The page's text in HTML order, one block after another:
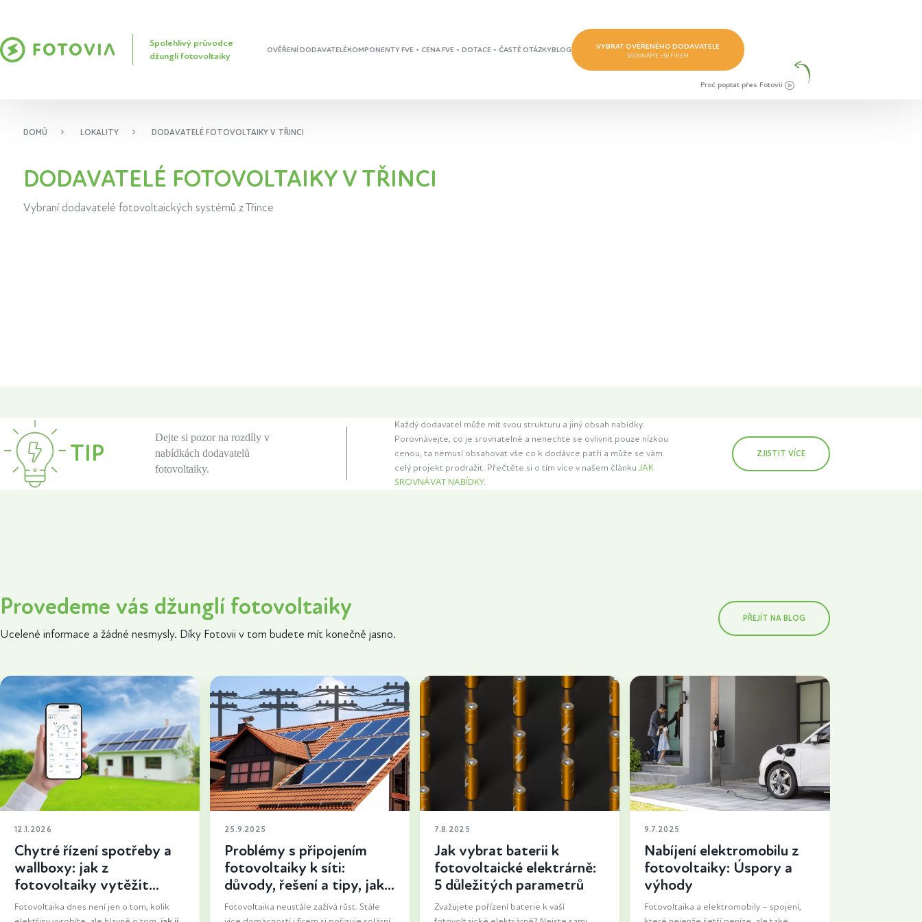
Spolehlivý průvodce
džunglí fotovoltaiky
OVĚŘENÍ DODAVATELÉKOMPONENTY FVE CENA FVE DOTACE ČASTÉ OTÁZKYBLOG VYBRAT OVĚŘENÉHO DODAVATELE
SROVNÁME +50 FIREM
Proč poptat přes Fotovii
DOMŮ LOKALITY DODAVATELÉ FOTOVOLTAIKY V TŘINCI
DODAVATELÉ FOTOVOLTAIKY V TŘINCI
Vybraní dodavatelé fotovoltaických systémů z Třince
TIP
Dejte si pozor na rozdíly v
nabídkách dodavatelů
fotovoltaiky.
Každý dodavatel může mít svou strukturu a jiný obsah nabídky.
Porovnávejte, co je srovnatelné a nenechte se ovlivnit pouze nízkou
cenou, ta nemusí obsahovat vše co k dodávce patří a může se vám
celý projekt prodražit. Přečtěte si o tím více v našem článku JAK
SROVNÁVAT NABÍDKY.
ZJISTIT VÍCE
Provedeme vás džunglí fotovoltaiky
Ucelené informace a žádné nesmysly. Díky Fotovii v tom budete mít konečně jasno.
PŘEJÍT NA BLOG
12.1.2026
Chytré řízení spotřeby a
wallboxy: jak z
fotovoltaiky vytěžit
maximum
Fotovoltaika dnes není jen o tom, kolik
25.9.2025
Problémy s připojením
fotovoltaiky k síti:
důvody, řešení a tipy, jak
uspět
Fotovoltaika neustále zažívá růst. Stále
7.8.2025
Jak vybrat baterii k
fotovoltaické elektrárně:
5 důležitých parametrů
Zvažujete pořízení baterie k vaší
9.7.2025
Nabíjení elektromobilu z
fotovoltaiky: Úspory a
výhody
Fotovoltaika a elektromobily – spojení,